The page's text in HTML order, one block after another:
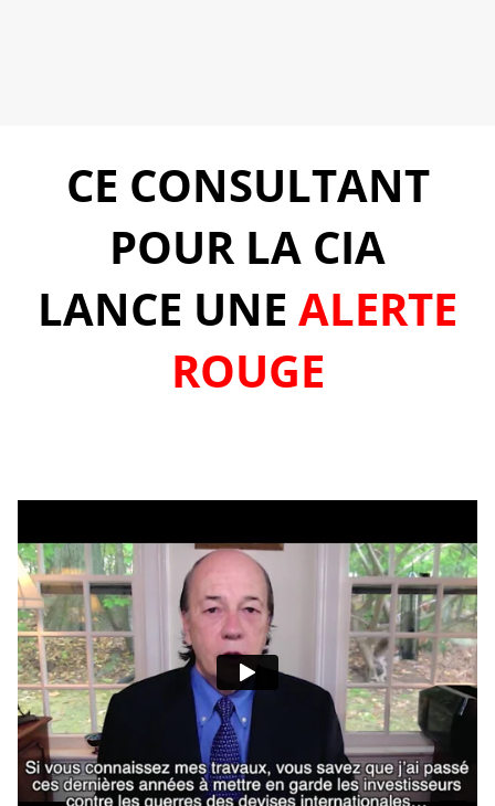
CE CONSULTANT
POUR LA CIA
LANCE UNE ALERTE
ROUGE